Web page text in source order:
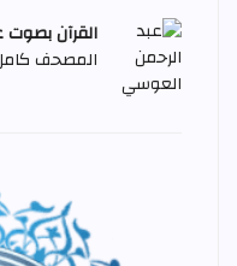
القرآن
المصحف